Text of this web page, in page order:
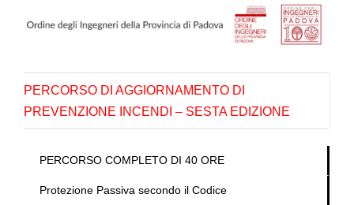
PERCORSO DI AGGIORNAMENTO DI
PREVENZIONE INCENDI – SESTA EDIZIONE
PERCORSO COMPLETO DI 40 ORE
Protezione Passiva secondo il Codice